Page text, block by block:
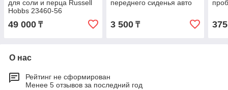
для соли и перца Russell
Hobbs 23460-56
49 000 ₸
переднего сиденья авто
3 500₸ 375
О нас
Рейтинг не сформирован
Менее 5 отзывов за последний год